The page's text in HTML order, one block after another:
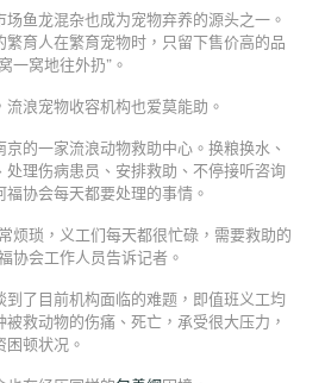
鱼龙混杂也成为宠物弃养的源头之一。
育人在繁育宠物时，只留下售价高的品
一窝地往外扔”。
浪宠物收容机构也爱莫能助。
的一家流浪动物救助中心。换粮换水、
理伤病患员、安排救助、不停接听咨询
协会每天都要处理的事情。
烦琐，义工们每天都很忙碌，需要救助的
协会工作人员告诉记者。
了目前机构面临的难题，即值班义工均
救动物的伤痛、死亡，承受很大压力，
顿状况。